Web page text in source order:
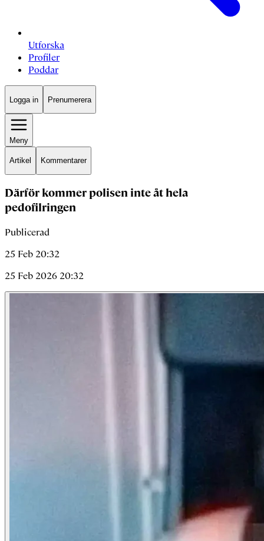
Utforska
Profiler
Poddar
Logga in Prenumerera
Meny
Artikel Kommentarer
Därför kommer polisen inte åt hela
pedofilringen
Publicerad
25 Feb 20:32
25 Feb 2026 20:32